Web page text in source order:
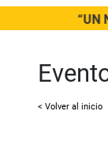
“UN
< Volver al inicio